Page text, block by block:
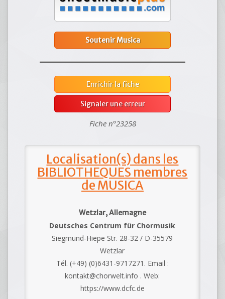
Soutenir Musica
Enrichir la fiche
Signaler une erreur
Fiche n°23258
Localisation(s) dans les
BIBLIOTHEQUES membres
de MUSICA
Wetzlar, Allemagne
Deutsches Centrum für Chormusik
Siegmund-Hiepe Str. 28-32 / D-35579
Wetzlar
Tél. (+49) (0)6431-9717271. Email :
kontakt@chorwelt.info . Web:
https://www.dcfc.de